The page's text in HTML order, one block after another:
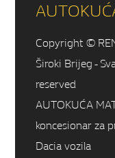
Copyright ©
Široki Brijeg -
reserved
AUTOKUĆA
koncesionar za
Dacia vozila